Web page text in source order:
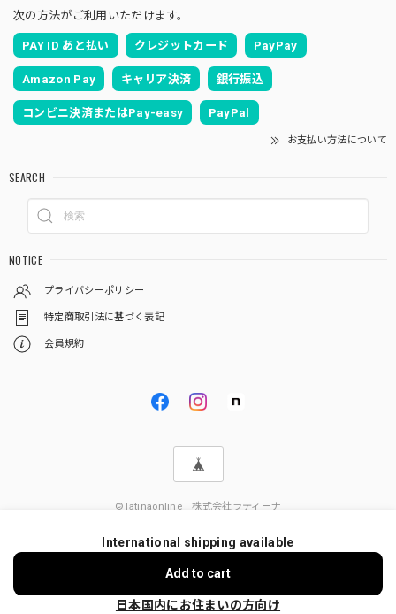
次の方法がご利用いただけます。
PAY ID あと払い クレジットカード PayPay
Amazon Pay キャリア決済 銀行振込
コンビニ決済またはPay-easy PayPal
お支払い方法について
SEARCH
NOTICE
プライバシーポリシー
特定商取引法に基づく表記
会員規約
© latinaonline 株式会社ラティーナ
International shipping available
Add to cart
日本国内にお住まいの方向け